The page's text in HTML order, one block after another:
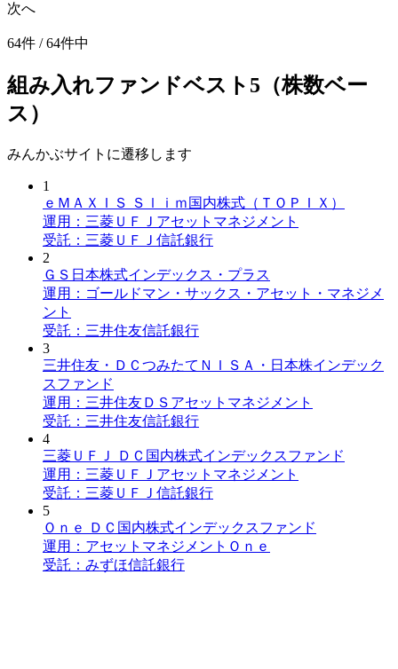
次へ
64件 / 64件中
組み入れファンドベスト5（株数ベー
ス）
みんかぶサイトに遷移します
1
ｅＭＡＸＩＳ Ｓｌｉｍ国内株式（ＴＯＰＩＸ）
運用：三菱ＵＦＪアセットマネジメント
受託：三菱ＵＦＪ信託銀行
2
ＧＳ日本株式インデックス・プラス
運用：ゴールドマン・サックス・アセット・マネジメ
ント
受託：三井住友信託銀行
3
三井住友・ＤＣつみたてＮＩＳＡ・日本株インデック
スファンド
運用：三井住友ＤＳアセットマネジメント
受託：三井住友信託銀行
4
三菱ＵＦＪ ＤＣ国内株式インデックスファンド
運用：三菱ＵＦＪアセットマネジメント
受託：三菱ＵＦＪ信託銀行
5
Ｏｎｅ ＤＣ国内株式インデックスファンド
運用：アセットマネジメントＯｎｅ
受託：みずほ信託銀行